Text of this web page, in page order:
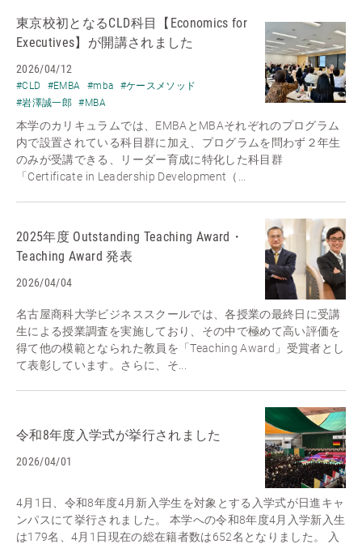
東京校初となるCLD科目【Economics for
Executives】が開講されました
2026/04/12
#CLD #EMBA #mba
#ケースメソッド
#岩澤誠一郎
#MBA
本学のカリキュラムでは、EMBAとMBAそれぞれのプログラム
内で設置されている科目群に加え、プログラムを問わず２年生
のみが受講できる、リーダー育成に特化した科目群
「Certificate in Leadership Development（...
2025年度 Outstanding Teaching Award・
Teaching Award 発表
2026/04/04
名古屋商科大学ビジネススクールでは、各授業の最終日に受講
生による授業調査を実施しており、その中で極めて高い評価を
得て他の模範となられた教員を「Teaching Award」受賞者とし
て表彰しています。さらに、そ...
令和8年度入学式が挙行されました
2026/04/01
4月1日、令和8年度4月新入学生を対象とする入学式が日進キャ
ンパスにて挙行されました。 本学への令和8年度4月入学新入生
は179名、4月1日現在の総在籍者数は652名となりました。 入